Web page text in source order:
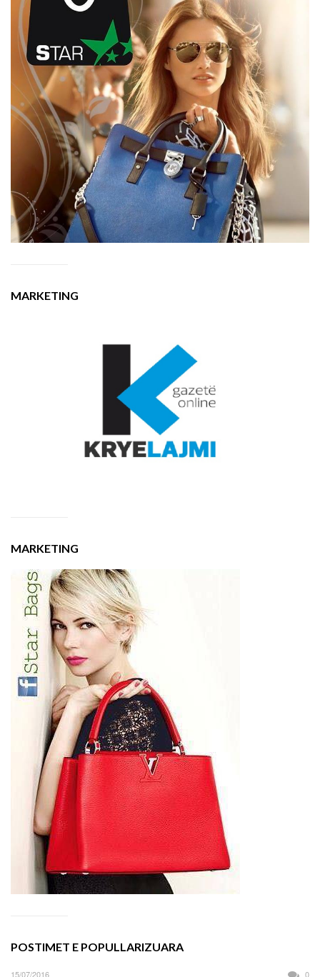
MARKETING
MARKETING
POSTIMET E POPULLARIZUARA
15/07/2016 0